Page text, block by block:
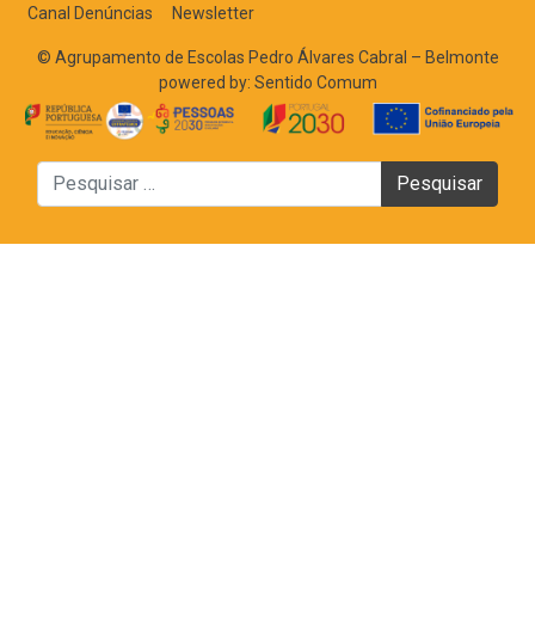
Canal Denúncias Newsletter
© Agrupamento de Escolas Pedro Álvares Cabral – Belmonte
powered by: Sentido Comum